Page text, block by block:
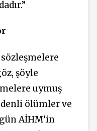
şöyle
uymuş
denli ölümler ve
AİHM’in